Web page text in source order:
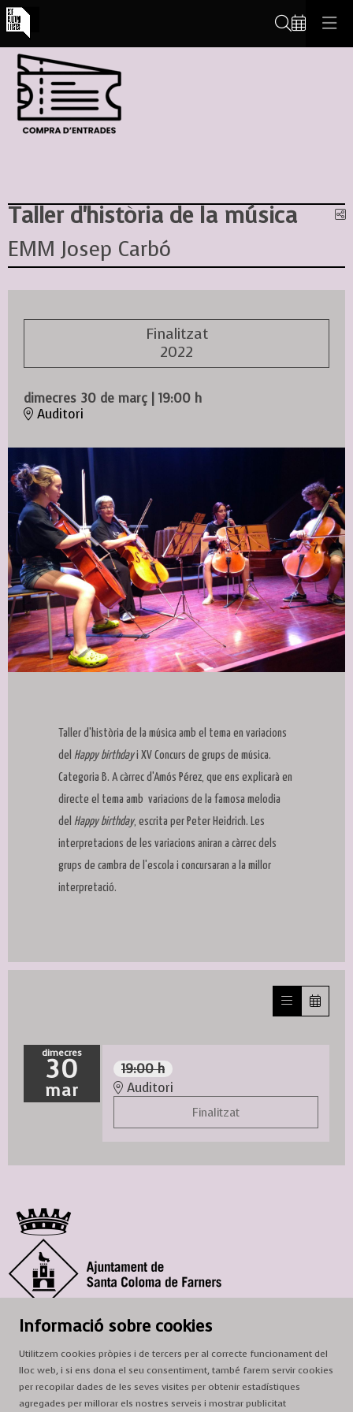
Taller d'història de la música
EMM Josep Carbó
Finalitzat
2022
dimecres 30 de març | 19:00 h
Auditori
Taller d'història de la música amb el tema en variacions
del Happy birthdayi XV Concurs de grups de música.
Categoria B. A càrrec d'Amós Pérez, que ens explicarà en
directe el tema amb variacions de la famosa melodia
del Happy birthday, escrita per Peter Heidrich. Les
interpretacions de les variacions aniran a càrrec dels
grups de cambra de l'escola i concursaran a la millor
interpretació.
dimecres
30
mar
19:00 h
Auditori
Finalitzat
© Ajuntament de Santa Coloma de Farners
: de dilluns a dissabte, de 9 a 13 h.
Adreça: c. del Prat, 16, 17430 Santa Coloma de Farners
A/e:cultura@scf.cat
Informació sobre cookies
Utilitzem cookies pròpies i de tercers per al correcte funcionament del
lloc web, i si ens dona el seu consentiment, també farem servir cookies
per recopilar dades de les seves visites per obtenir estadístiques
agregades per millorar els nostres serveis i mostrar publicitat